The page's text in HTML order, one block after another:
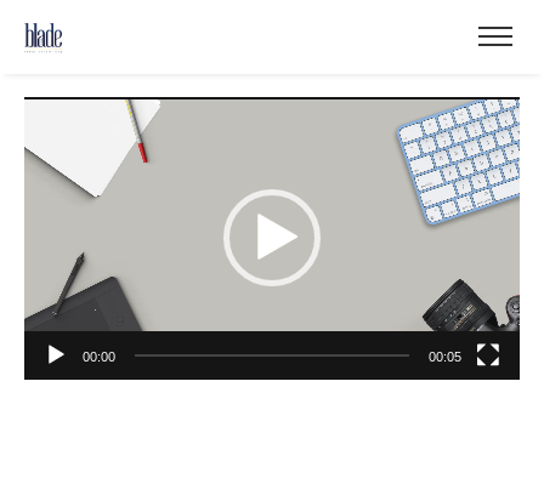
Αναπαραγωγής
Βίντεο
00:00 00:05